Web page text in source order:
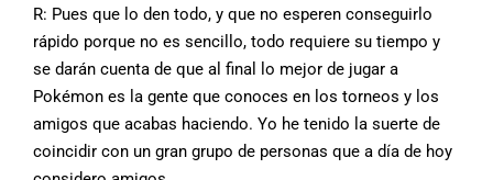
R: Pues que lo den todo, y que no esperen conseguirlo
rápido porque no es sencillo, todo requiere su tiempo y
se darán cuenta de que al final lo mejor de jugar a
Pokémon es la gente que conoces en los torneos y los
amigos que acabas haciendo. Yo he tenido la suerte de
coincidir con un gran grupo de personas que a día de hoy